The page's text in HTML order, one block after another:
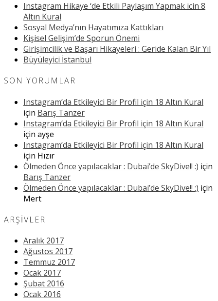
Instagram Hikaye ‘de Etkili Paylaşım Yapmak icin 8
Altın Kural
Sosyal Medya’nın Hayatımıza Kattıkları
Kişisel Gelişim’de Sporun Önemi
Girişimcilik ve Başarı Hikayeleri : Geride Kalan Bir Yıl
Büyüleyici İstanbul
SON YORUMLAR
Instagram’da Etkileyici Bir Profil için 18 Altın Kural
için Barış Tanzer
Instagram’da Etkileyici Bir Profil için 18 Altın Kural
için ayşe
Instagram’da Etkileyici Bir Profil için 18 Altın Kural
için Hızır
Ölmeden Önce yapılacaklar : Dubai’de SkyDive!! :) için
Barış Tanzer
Ölmeden Önce yapılacaklar : Dubai’de SkyDive!! :) için
Mert
ARŞIVLER
Aralık 2017
Ağustos 2017
Temmuz 2017
Ocak 2017
Şubat 2016
Ocak 2016